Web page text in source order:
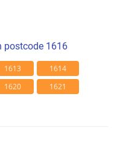
postcode 1616
1613
1614
1620 1621